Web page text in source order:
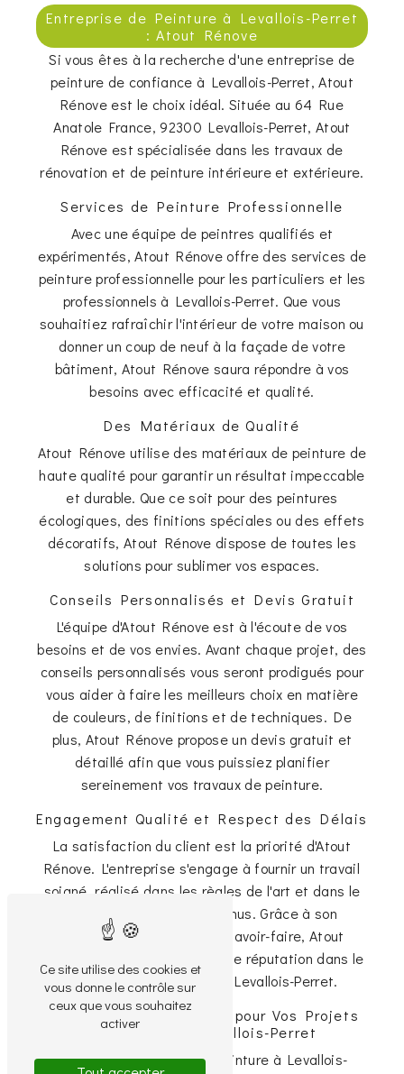
Entreprise de Peinture à Levallois-Perret
: Atout Rénove
Si vous êtes à la recherche d'une entreprise de
peinture de confiance à Levallois-Perret, Atout
Rénove est le choix idéal. Située au 64 Rue
Anatole France, 92300 Levallois-Perret, Atout
Rénove est spécialisée dans les travaux de
rénovation et de peinture intérieure et extérieure.
Services de Peinture Professionnelle
Avec une équipe de peintres qualifiés et
expérimentés, Atout Rénove offre des services de
peinture professionnelle pour les particuliers et les
professionnels à Levallois-Perret. Que vous
souhaitiez rafraîchir l'intérieur de votre maison ou
donner un coup de neuf à la façade de votre
bâtiment, Atout Rénove saura répondre à vos
besoins avec efficacité et qualité.
Des Matériaux de Qualité
Atout Rénove utilise des matériaux de peinture de
haute qualité pour garantir un résultat impeccable
et durable. Que ce soit pour des peintures
écologiques, des finitions spéciales ou des effets
décoratifs, Atout Rénove dispose de toutes les
solutions pour sublimer vos espaces.
Conseils Personnalisés et Devis Gratuit
L'équipe d'Atout Rénove est à l'écoute de vos
besoins et de vos envies. Avant chaque projet, des
conseils personnalisés vous seront prodigués pour
vous aider à faire les meilleurs choix en matière
de couleurs, de finitions et de techniques. De
plus, Atout Rénove propose un devis gratuit et
détaillé afin que vous puissiez planifier
sereinement vos travaux de peinture.
Engagement Qualité et Respect des Délais
La satisfaction du client est la priorité d'Atout
Rénove. L'entreprise s'engage à fournir un travail
soigné, réalisé dans les règles de l'art et dans le
respect des délais convenus. Grâce à son
professionnalisme et son savoir-faire, Atout
Rénove a su se bâtir une solide réputation dans le
domaine de la peinture à Levallois-Perret.
Contactez Atout Rénove pour Vos Projets
de Peinture à Levallois-Perret
Pour tous vos projets de peinture à Levallois-
Ce site utilise des cookies et
vous donne le contrôle sur
ceux que vous souhaitez
activer